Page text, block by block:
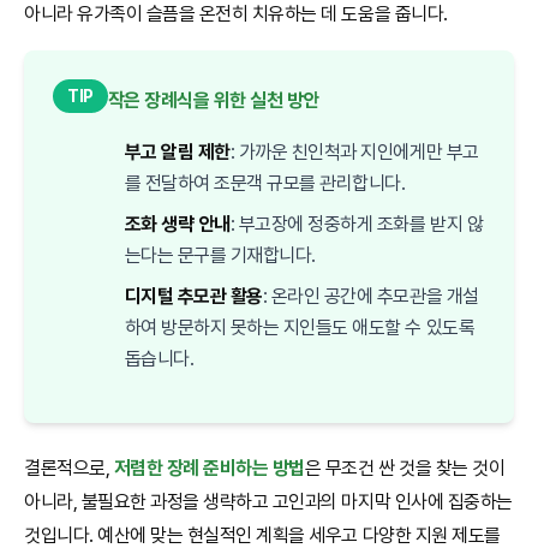
아니라 유가족이 슬픔을 온전히 치유하는 데 도움을 줍니다.
TIP 작은 장례식을 위한 실천 방안
부고 알림 제한: 가까운 친인척과 지인에게만 부고
를 전달하여 조문객 규모를 관리합니다.
조화 생략 안내: 부고장에 정중하게 조화를 받지 않
는다는 문구를 기재합니다.
디지털 추모관 활용: 온라인 공간에 추모관을 개설
하여 방문하지 못하는 지인들도 애도할 수 있도록
돕습니다.
결론적으로, 저렴한 장례 준비하는 방법은 무조건 싼 것을 찾는 것이
아니라, 불필요한 과정을 생략하고 고인과의 마지막 인사에 집중하는
것입니다. 예산에 맞는 현실적인 계획을 세우고 다양한 지원 제도를